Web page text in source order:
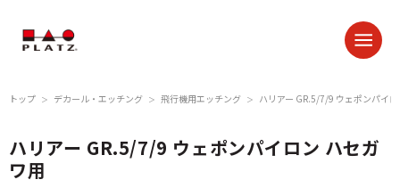
トップ ＞ デカール・エッチング ＞ 飛行機用エッチング ＞ ハリアー GR.5/7/9 ウェポンパイ
ハリアー GR.5/7/9 ウェポンパイロン ハセガ
ワ用